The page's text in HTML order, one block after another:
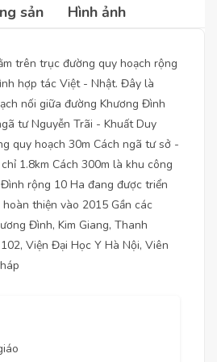
sản Hình ảnh
trên trục đường quy hoạch rộng
hợp tác Việt - Nhật. Đây là
nối giữa đường Khương Đình
tư Nguyễn Trãi - Khuất Duy
quy hoạch 30m Cách ngã tư sở -
1.8km Cách 300m là khu công
rộng 10 Ha đang được triển
thiện vào 2015 Gần các
Đình, Kim Giang, Thanh
Viện Đại Học Y Hà Nội, Viên